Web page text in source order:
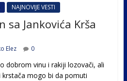
NAJNOVIJE VESTI
sa Jankovića Krša
Elez 0
dobrom vinu i rakiji lozovači, ali
krstača mogo bi da pomuti